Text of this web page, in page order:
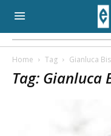
Home Tag Gianluca
Tag: Gianluca